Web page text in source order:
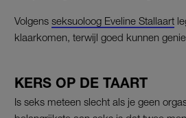
Volgens seksuoloog Eveline Stallaart
klaarkomen, terwijl goed kunnen
KERS OP DE TAART
Is seks meteen slecht als je geen